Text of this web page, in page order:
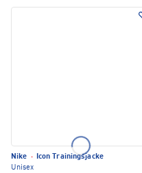
Nike · Icon Trainingsjacke
Unisex